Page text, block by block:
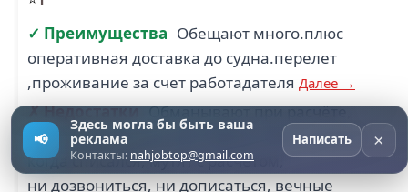
✓ Преимущества Обещают много.плюс
оперативная доставка до судна.перелет
,проживание за счет работадателя Далее →
✗ Недостатки Обманывают при расчёте,
когда устраивался, всё прямо очень хорошо,
когда списался, мутят с расчётом,
ни дозвониться, ни дописаться, вечные
📢
Здесь могла бы быть ваша
реклама
Контакты: nahjobtop@gmail.com
Написать ×